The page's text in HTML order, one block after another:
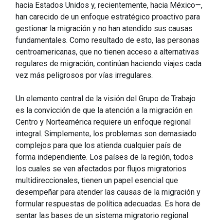
hacia Estados Unidos y, recientemente, hacia México—,
han carecido de un enfoque estratégico proactivo para
gestionar la migración y no han atendido sus causas
fundamentales. Como resultado de esto, las personas
centroamericanas, que no tienen acceso a alternativas
regulares de migración, continúan haciendo viajes cada
vez más peligrosos por vías irregulares.
Un elemento central de la visión del Grupo de Trabajo
es la convicción de que la atención a la migración en
Centro y Norteamérica requiere un enfoque regional
integral. Simplemente, los problemas son demasiado
complejos para que los atienda cualquier país de
forma independiente. Los países de la región, todos
los cuales se ven afectados por flujos migratorios
multidireccionales, tienen un papel esencial que
desempeñar para atender las causas de la migración y
formular respuestas de política adecuadas. Es hora de
sentar las bases de un sistema migratorio regional